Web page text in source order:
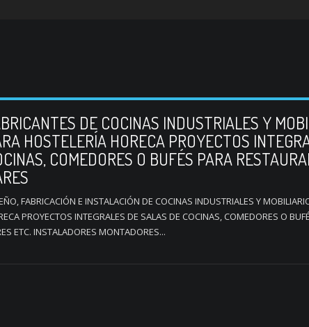
DE COCINAS INDUSTRIALES Y
HOSTELERÍA HORECA PROYECTOS
COMEDORES O BUFÉS PARA
FABRICACIÓN E INSTALACIÓN DE COCINAS INDUSTRIALES Y
PROYECTOS INTEGRALES DE SALAS DE COCINAS, COMEDORES O
ETC. INSTALADORES MONTADORES...